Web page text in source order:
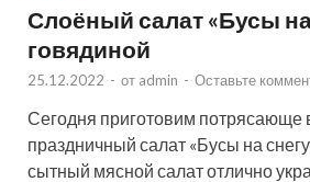
Слоёный салат «Бусы на
говядиной
25.12.2022 - от admin - Оставьте
Сегодня приготовим потрясающе
праздничный салат «Бусы на
сытный мясной салат отлично